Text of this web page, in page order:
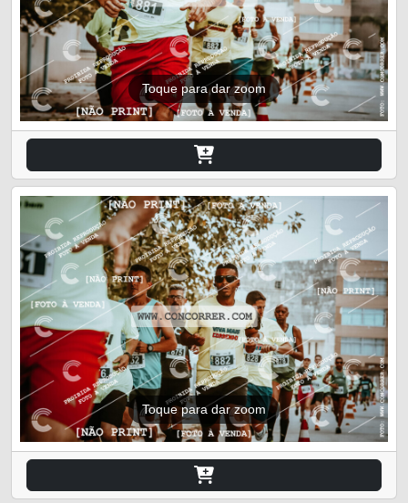
Toque para dar zoom
Toque para dar zoom